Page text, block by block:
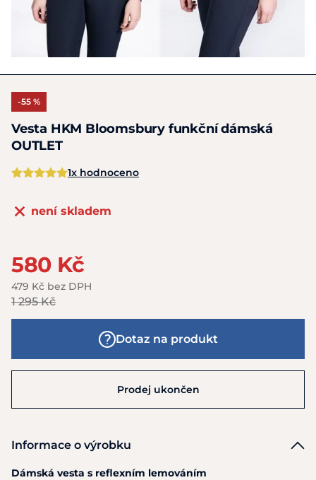
-55 %
Vesta HKM Bloomsbury funkční dámská
OUTLET
1x hodnoceno
není skladem
580 Kč
479 Kč bez DPH
1 295 Kč
Dotaz na produkt
Prodej ukončen
Informace o výrobku
Dámská vesta s reflexním lemováním